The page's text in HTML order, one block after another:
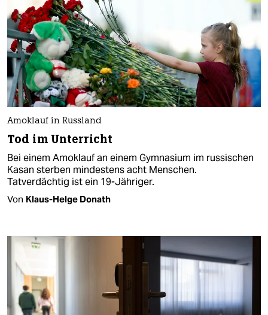
Amoklauf in Russland
Tod im Unterricht
Bei einem Amoklauf an einem Gymnasium im russischen
Kasan sterben mindestens acht Menschen.
Tatverdächtig ist ein 19-Jähriger.
Von Klaus-Helge Donath